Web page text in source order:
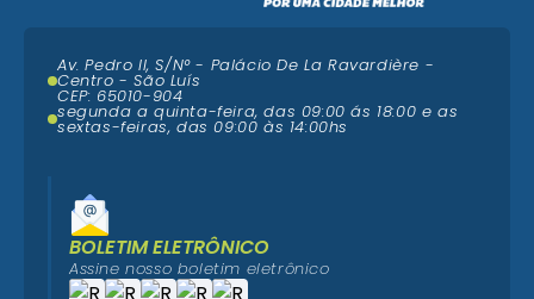
Av. Pedro II, S/N° - Palácio De La Ravardière -
Centro - São Luís
CEP: 65010-904
segunda a quinta-feira, das 09:00 ás 18:00 e as
sextas-feiras, das 09:00 às 14:00hs
BOLETIM ELETRÔNICO
Assine nosso boletim eletrônico